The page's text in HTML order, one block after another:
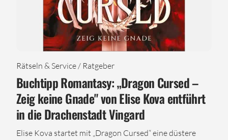
Rätseln & Service / Ratgeber
Buchtipp Romantasy: „Dragon Cursed –
Zeig keine Gnade" von Elise Kova entführt
in die Drachenstadt Vingard
Elise Kova startet mit „Dragon Cursed“ eine düstere